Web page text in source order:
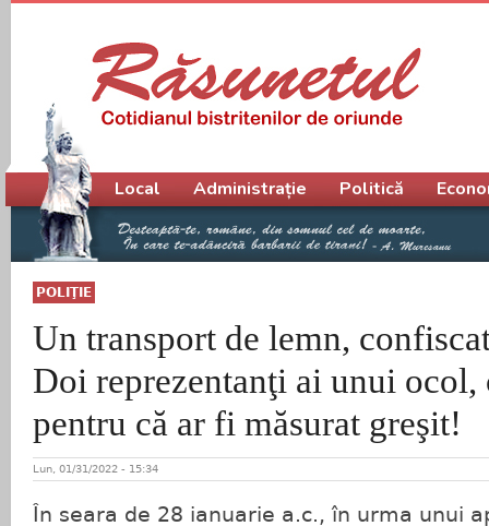
POLIŢIE
Un transport de lemn,
Doi reprezentanţi ai unui ocol,
pentru că ar fi măsurat greşit!
Lun, 01/31/2022 - 15:34
În seara de 28 ianuarie a.c., în urma unui
Meniu principal
Local Administrație Politică